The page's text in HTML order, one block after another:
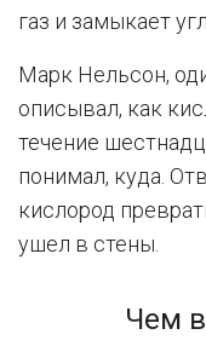
газ и замыкает
Марк Нельсон,
описывал, как
течение
понимал, куда.
кислород
ушел в стены.
Чем